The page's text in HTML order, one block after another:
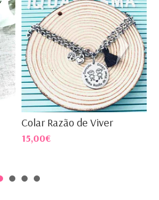
Colar Razão de Viver
15,00€